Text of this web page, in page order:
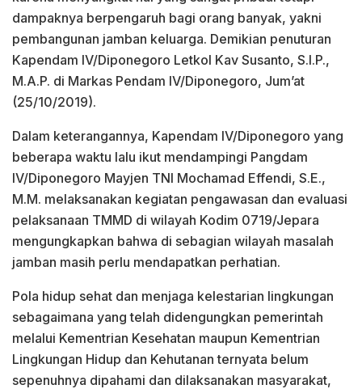
dampaknya berpengaruh bagi orang banyak, yakni
pembangunan jamban keluarga. Demikian penuturan
Kapendam IV/Diponegoro Letkol Kav Susanto, S.I.P.,
M.A.P. di Markas Pendam IV/Diponegoro, Jum’at
(25/10/2019).
Dalam keterangannya, Kapendam IV/Diponegoro yang
beberapa waktu lalu ikut mendampingi Pangdam
IV/Diponegoro Mayjen TNI Mochamad Effendi, S.E.,
M.M. melaksanakan kegiatan pengawasan dan evaluasi
pelaksanaan TMMD di wilayah Kodim 0719/Jepara
mengungkapkan bahwa di sebagian wilayah masalah
jamban masih perlu mendapatkan perhatian.
Pola hidup sehat dan menjaga kelestarian lingkungan
sebagaimana yang telah didengungkan pemerintah
melalui Kementrian Kesehatan maupun Kementrian
Lingkungan Hidup dan Kehutanan ternyata belum
sepenuhnya dipahami dan dilaksanakan masyarakat,